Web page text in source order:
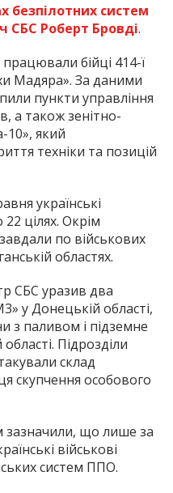
безпілотних систем
СБС Роберт Бровді.
бійці 414-ї
Мадяра». За даними
пункти управління
а також зенітно-
10», який
техніки та позицій
українські
цілях. Окрім
по військових
областях.
СБС уразив два
у Донецькій області,
з паливом і підземне
Підрозділи
склад
скупчення особового
зазначили, що лише за
військові
систем ППО.